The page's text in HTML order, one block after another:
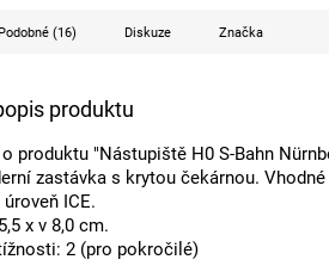
(16) Diskuze Značka
produktu
produktu "Nástupiště H0 S-Bahn
zastávka s krytou čekárnou.
ICE.
x v 8,0 cm.
2 (pro pokročilé)